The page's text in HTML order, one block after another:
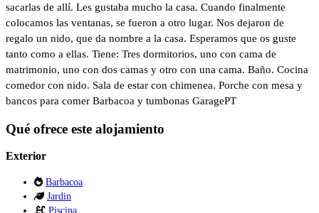
sacarlas de allí. Les gustaba mucho la casa. Cuando finalmente
colocamos las ventanas, se fueron a otro lugar. Nos dejaron de
regalo un nido, que da nombre a la casa. Esperamos que os guste
tanto como a ellas. Tiene: Tres dormitorios, uno con cama de
matrimonio, uno con dos camas y otro con una cama. Baño. Cocina
comedor con nido. Sala de estar con chimenea. Porche con mesa y
bancos para comer Barbacoa y tumbonas GaragePT
Qué ofrece este alojamiento
Exterior
Barbacoa
Jardin
Piscina